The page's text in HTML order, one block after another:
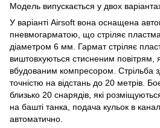
Модель випускається у двох
У варіанті Airsoft вона оснащена
пневмогарматою, що стріляє
діаметром 6 мм. Гармат стріляє
виштовхуються стисненим повітрям,
вбудованим компресором. Стрільба
точністю на відстань до 20 метрів.
близько 20 снарядів, які
на башті танка, подача кульок в
автоматично.